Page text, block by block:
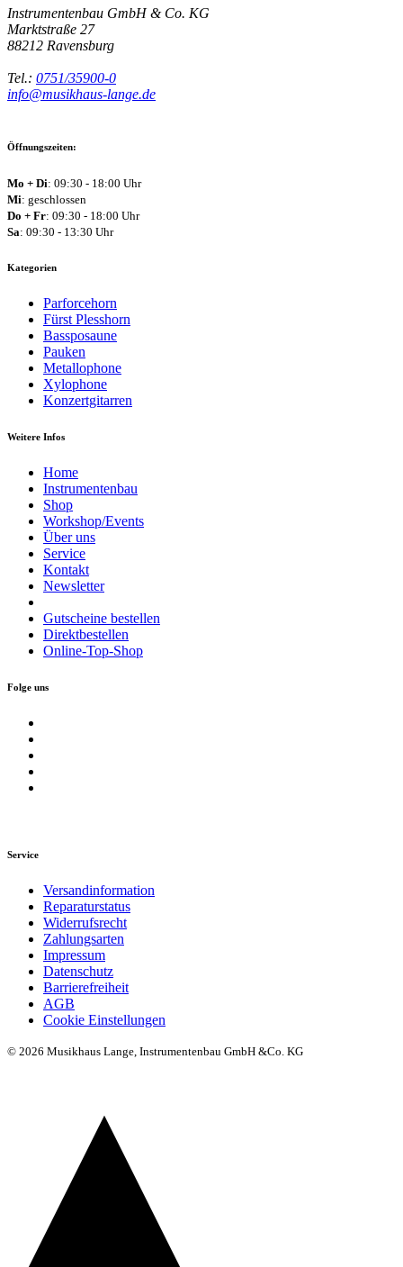
Instrumentenbau GmbH & Co. KG
Marktstraße 27
88212 Ravensburg
Tel.: 0751/35900-0
info@musikhaus-lange.de
Öffnungszeiten:
Mo + Di: 09:30 - 18:00 Uhr
Mi: geschlossen
Do + Fr: 09:30 - 18:00 Uhr
Sa: 09:30 - 13:30 Uhr
Kategorien
Parforcehorn
Fürst Plesshorn
Bassposaune
Pauken
Metallophone
Xylophone
Konzertgitarren
Weitere Infos
Home
Instrumentenbau
Shop
Workshop/Events
Über uns
Service
Kontakt
Newsletter
Gutscheine bestellen
Direktbestellen
Online-Top-Shop
Folge uns
Service
Versandinformation
Reparaturstatus
Widerrufsrecht
Zahlungsarten
Impressum
Datenschutz
Barrierefreiheit
AGB
Cookie Einstellungen
© 2026 Musikhaus Lange, Instrumentenbau GmbH &Co. KG